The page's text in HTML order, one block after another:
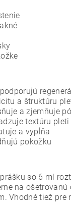
a štruktúru
a zjemňuje
textúru pleti
a vypĺňa
pokožku
so 6 ml
na
Vhodné tiež pre